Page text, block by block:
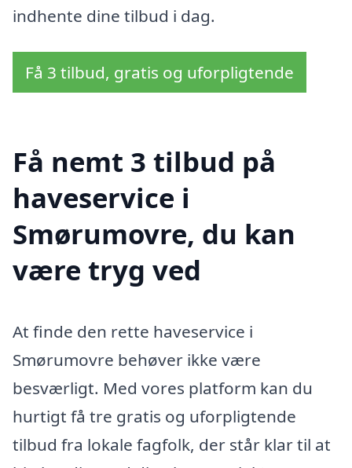
indhente dine tilbud i dag.
Få 3 tilbud, gratis og uforpligtende
Få nemt 3 tilbud på
haveservice i
Smørumovre, du kan
være tryg ved
At finde den rette haveservice i
Smørumovre behøver ikke være
besværligt. Med vores platform kan du
hurtigt få tre gratis og uforpligtende
tilbud fra lokale fagfolk, der står klar til at